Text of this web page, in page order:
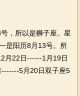
，所以是狮子座。星
是阳历8月13号。所
月22日------1月19日
5月20日双子座5